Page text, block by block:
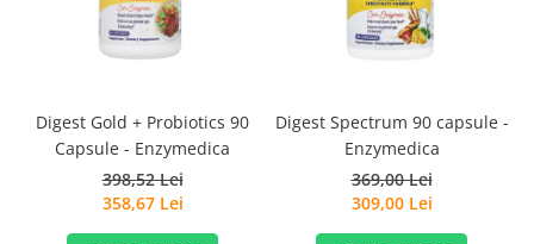
Digest Gold + Probiotics 90
Capsule - Enzymedica
398,52 Lei
358,67 Lei
Digest Spectrum 90 capsule -
Enzymedica
369,00 Lei
309,00 Lei